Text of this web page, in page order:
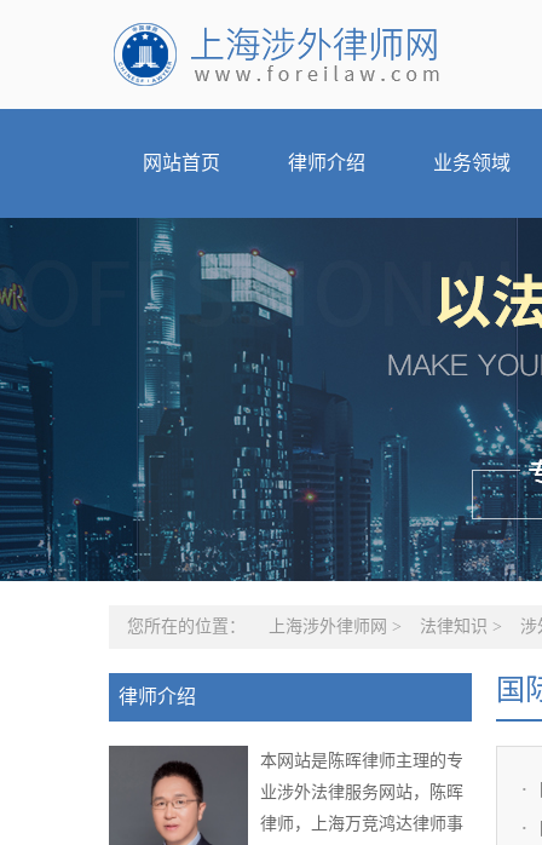
网站首页 律师介绍 业务领域
您所在的位置： 上海涉外律师网 > 法律知识 > 涉
律师介绍
本网站是陈晖律师主理的专
业涉外法律服务网站，陈晖
律师，上海万竞鸿达律师事
国